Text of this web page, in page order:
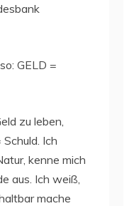
GELD =
zu leben,
Ich
kenne mich
aus. Ich weiß,
mache